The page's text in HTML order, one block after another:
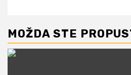
MOŽDA STE